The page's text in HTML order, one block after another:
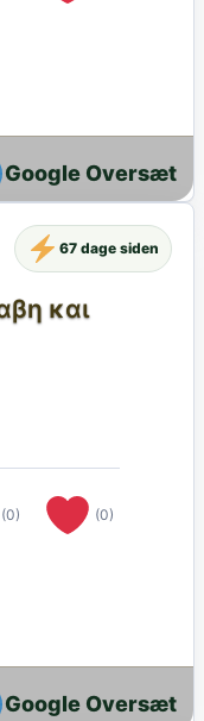
Google Oversæt
και
(0) (0)
67 dage siden
Google Oversæt